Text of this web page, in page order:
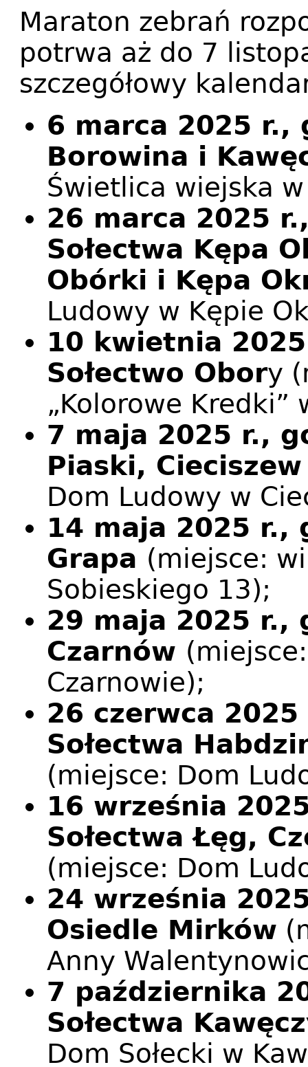
Maraton zebrań
potrwa aż do 7
szczegółowy
6 marca 2025 r.,
Borowina i
Świetlica wiejska
26 marca 2025
Sołectwa Kępa
Obórki i Kępa
Ludowy w Kępie
10 kwietnia
Sołectwo Obory
„Kolorowe Kredki”
7 maja 2025 r.,
Piaski,
Dom Ludowy w
14 maja 2025 r.,
Grapa (miejsce:
Sobieskiego 13);
29 maja 2025 r.,
Czarnów
Czarnowie);
26 czerwca
Sołectwa
(miejsce: Dom
16 września
Sołectwa Łęg,
(miejsce: Dom
24 września
Osiedle Mirków
Anny
7 października
Sołectwa
Dom Sołecki w